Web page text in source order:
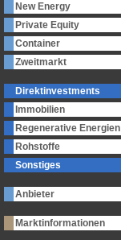
New Energy
Private Equity
Container
Zweitmarkt
Direktinvestments
Immobilien
Regenerative Energien
Rohstoffe
Sonstiges
Anbieter
Marktinformationen